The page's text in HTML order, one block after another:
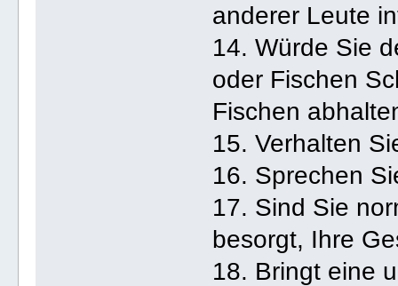
anderer Leute
14. Würde Sie
oder Fischen
Fischen
15. Verhalten
16. Sprechen
17. Sind Sie
besorgt, Ihre
18. Bringt eine